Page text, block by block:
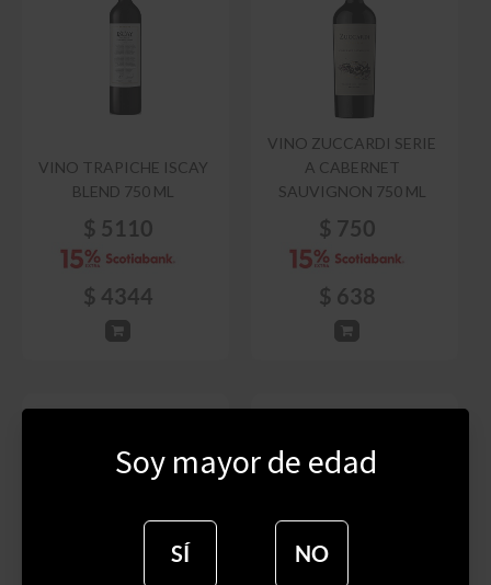
VINO TRAPICHE ISCAY
BLEND 750 ML
$ 5110
$ 4344
VINO ZUCCARDI SERIE
A CABERNET
SAUVIGNON 750 ML
$ 750
$ 638
Soy mayor de edad
SÍ NO